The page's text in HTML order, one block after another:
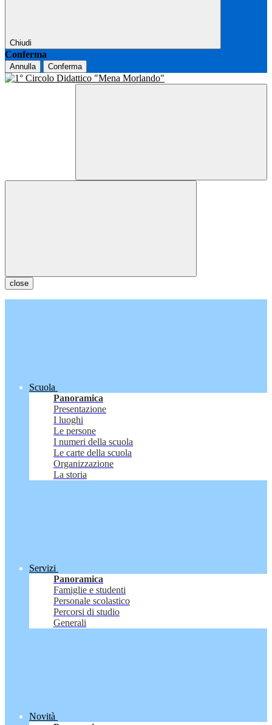
Chiudi
Conferma
Annulla Conferma
close
Scuola
Panoramica
Presentazione
I luoghi
Le persone
I numeri della scuola
Le carte della scuola
Organizzazione
La storia
Servizi
Panoramica
Famiglie e studenti
Personale scolastico
Percorsi di studio
Generali
Novità